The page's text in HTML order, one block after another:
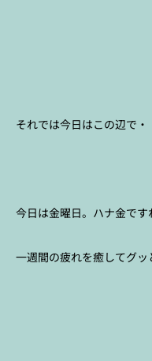
それでは今日はこの辺で・
今日は金曜日。ハナ金で
一週間の疲れを癒してグッ